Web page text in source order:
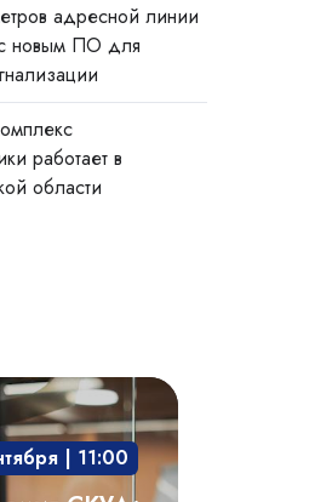
адресной линии
новым ПО для
работает в
области
| 11:00